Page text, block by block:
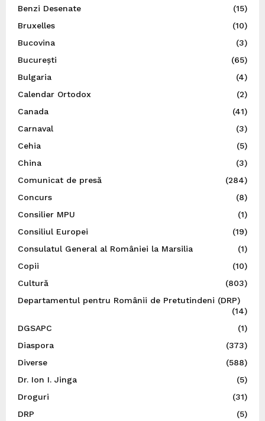
Benzi Desenate
(15)
Bruxelles
(10)
Bucovina
(3)
București
(65)
Bulgaria
(4)
Calendar Ortodox
(2)
Canada
(41)
Carnaval
(3)
Cehia
(5)
China
(3)
Comunicat de presă
(284)
Concurs
(8)
Consilier MPU
(1)
Consiliul Europei
(19)
Consulatul General al României la Marsilia
(1)
Copii
(10)
Cultură
(803)
Departamentul pentru Românii de Pretutindeni (DRP)
(14)
DGSAPC
(1)
Diaspora
(373)
Diverse
(588)
Dr. Ion I. Jinga
(5)
Droguri
(31)
DRP
(5)